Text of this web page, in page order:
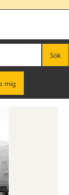
Sök
mig